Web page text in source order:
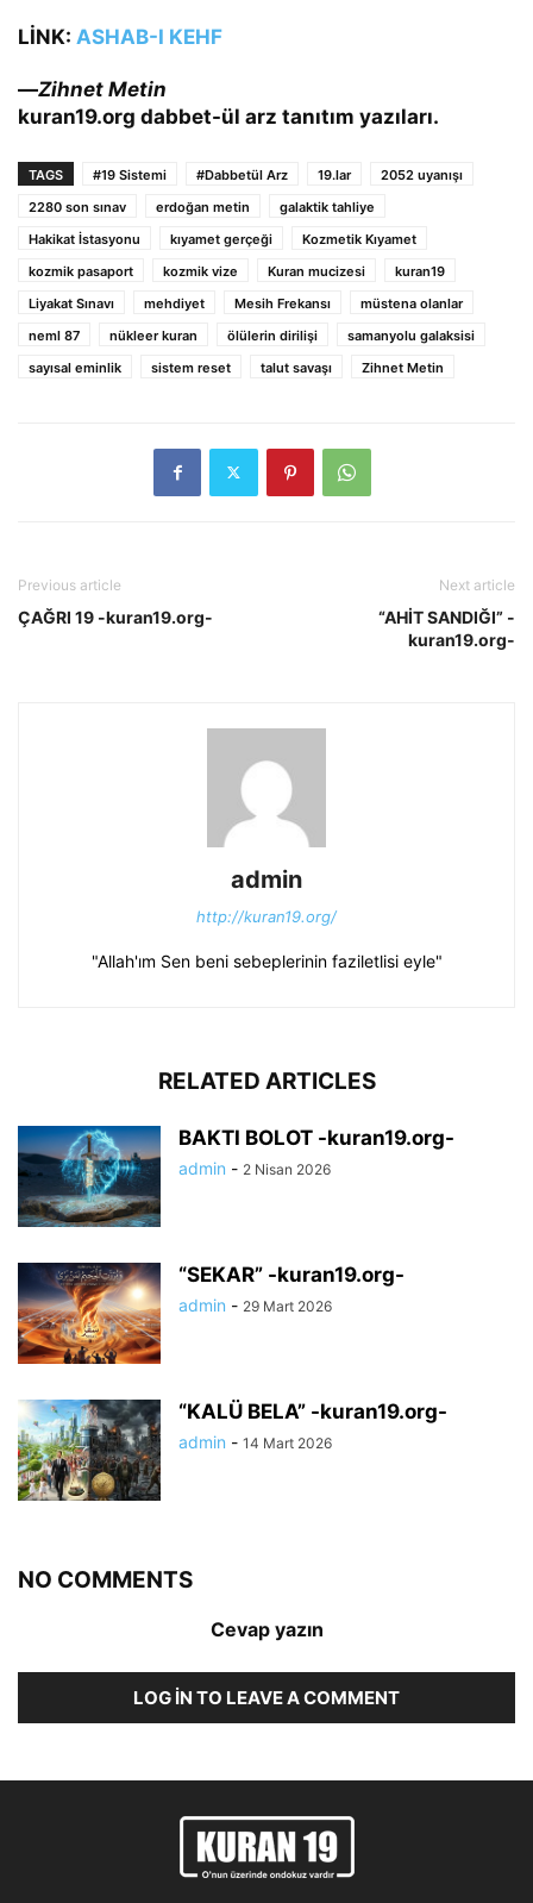
LİNK: ASHAB-I KEHF
—Zihnet Metin
kuran19.org dabbet-ül arz tanıtım yazıları.
TAGS #19 Sistemi #Dabbetül Arz 19.lar
2052 uyanışı
2280 son sınav
erdoğan metin
galaktik tahliye
Hakikat İstasyonu
kıyamet gerçeği
Kozmetik Kıyamet
kozmik pasaport
kozmik vize Kuran mucizesi
kuran19
Liyakat Sınavı
mehdiyet Mesih Frekansı
müstena olanlar
neml 87
nükleer kuran ölülerin dirilişi
samanyolu galaksisi
sayısal eminlik
sistem reset talut savaşı Zihnet Metin
Previous article
ÇAĞRI 19 -kuran19.org-
Next article
“AHİT SANDIĞI” -
kuran19.org-
admin
http://kuran19.org/
"Allah'ım Sen beni sebeplerinin faziletlisi eyle"
RELATED ARTICLES
BAKTI BOLOT -kuran19.org-
admin - 2 Nisan 2026
“SEKAR” -kuran19.org-
admin - 29 Mart 2026
“KALÜ BELA” -kuran19.org-
admin - 14 Mart 2026
NO COMMENTS
Cevap yazın
LOG IN TO LEAVE A COMMENT